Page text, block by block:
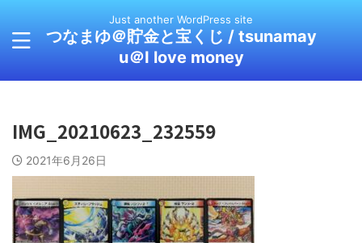
Just another WordPress site
つなまゆ＠貯金と宝くじ / tsunamay
u＠I love money
IMG_20210623_232559
2021年6月26日